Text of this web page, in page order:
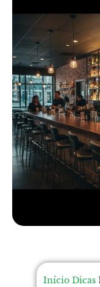
Início Dicas